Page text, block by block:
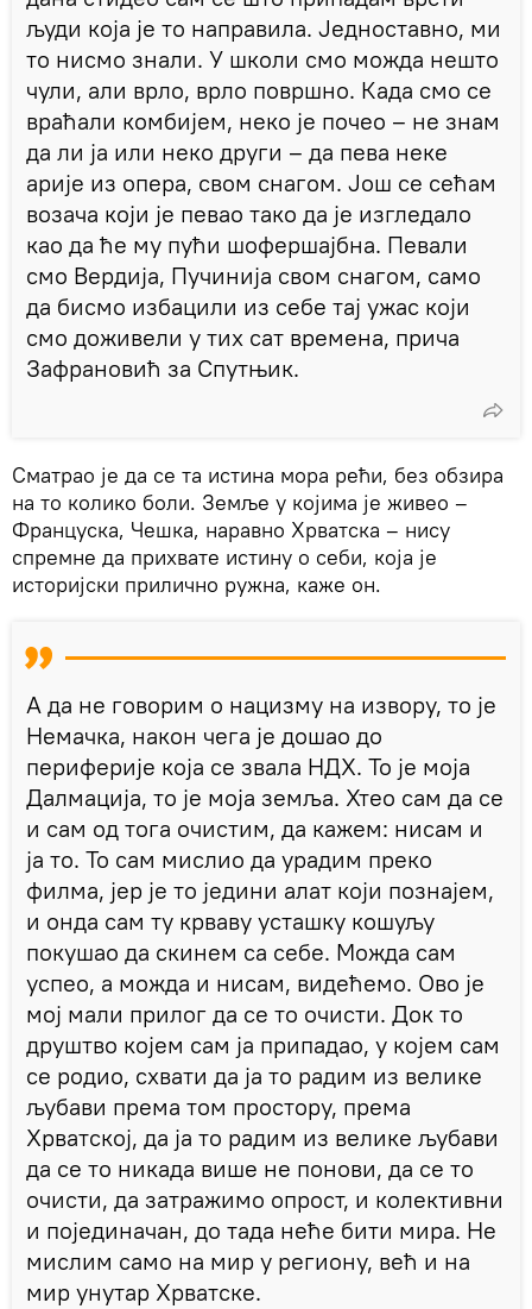
људи која је то направила. Једноставно, ми
то нисмо знали. У школи смо можда нешто
чули, али врло, врло површно. Када смо се
враћали комбијем, неко је почео – не знам
да ли ја или неко други – да пева неке
арије из опера, свом снагом. Још се сећам
возача који је певао тако да је изгледало
као да ће му пући шофершајбна. Певали
смо Вердија, Пучинија свом снагом, само
да бисмо избацили из себе тај ужас који
смо доживели у тих сат времена, прича
Зафрановић за Спутњик.
Сматрао је да се та истина мора рећи, без обзира
на то колико боли. Земље у којима је живео –
Француска, Чешка, наравно Хрватска – нису
спремне да прихвате истину о себи, која је
историјски прилично ружна, каже он.
А да не говорим о нацизму на извору, то је
Немачка, након чега је дошао до
периферије која се звала НДХ. То је моја
Далмација, то је моја земља. Хтео сам да се
и сам од тога очистим, да кажем: нисам и
ја то. То сам мислио да урадим преко
филма, јер је то једини алат који познајем,
и онда сам ту крваву усташку кошуљу
покушао да скинем са себе. Можда сам
успео, а можда и нисам, видећемо. Ово је
мој мали прилог да се то очисти. Док то
друштво којем сам ја припадао, у којем сам
се родио, схвати да ја то радим из велике
љубави према том простору, према
Хрватској, да ја то радим из велике љубави
да се то никада више не понови, да се то
очисти, да затражимо опрост, и колективни
и појединачан, до тада неће бити мира. Не
мислим само на мир у региону, већ и на
мир унутар Хрватске.